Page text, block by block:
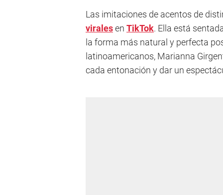
Las imitaciones de acentos de
viralesen TikTok. Ella está
la forma más natural y perfecta
latinoamericanos, Marianna
cada entonación y dar un